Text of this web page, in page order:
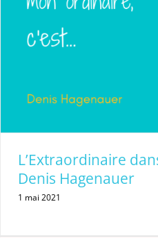
L’Extraordinaire
Denis Hagenauer
1 mai 2021